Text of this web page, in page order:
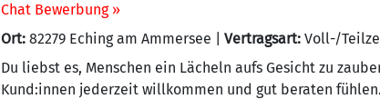
Chat Bewerbung »
Ort: 82279 Eching am Ammersee | Vertragsart: Voll-/
Du liebst es, Menschen ein Lächeln aufs Gesicht zu
Kund:innen jederzeit willkommen und gut beraten fühlen.